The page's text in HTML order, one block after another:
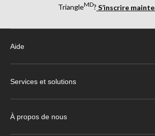
TriangleMD? S’inscrire
Aide
Services et solutions
À propos de nous